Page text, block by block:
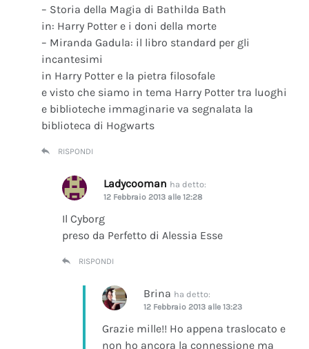
– Storia della Magia di Bathilda Bath
in: Harry Potter e i doni della morte
– Miranda Gadula: il libro standard per gli
incantesimi
in Harry Potter e la pietra filosofale
e visto che siamo in tema Harry Potter tra luoghi
e biblioteche immaginarie va segnalata la
biblioteca di Hogwarts
RISPONDI
Ladycooman ha detto:
12 Febbraio 2013 alle 12:28
Il Cyborg
preso da Perfetto di Alessia Esse
RISPONDI
Brina ha detto:
12 Febbraio 2013 alle 13:23
Grazie mille!! Ho appena traslocato e
non ho ancora la connessione ma